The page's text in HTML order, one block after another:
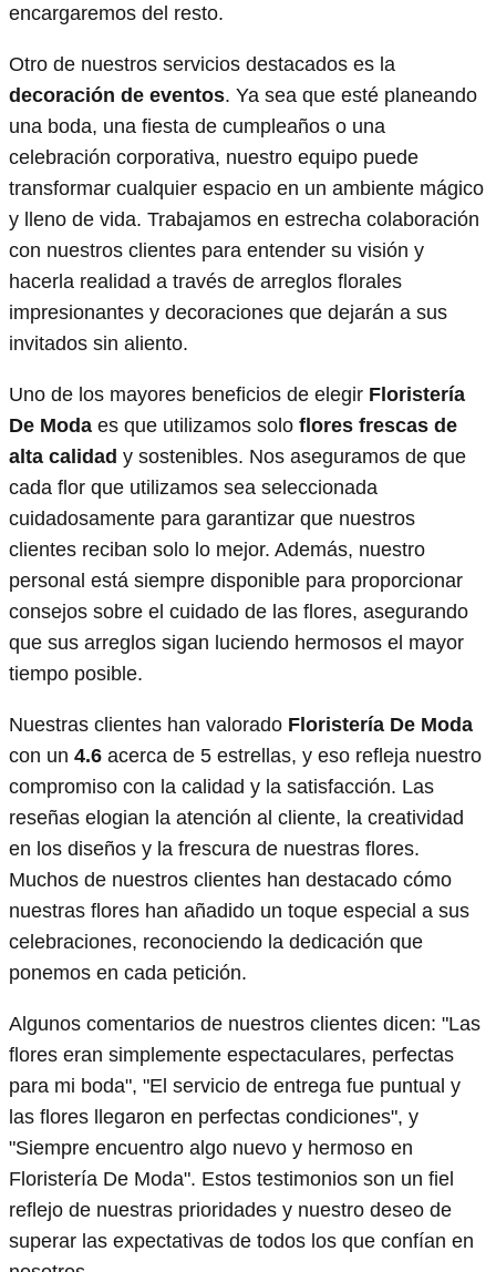
encargaremos del resto.
Otro de nuestros servicios destacados es la
decoración de eventos. Ya sea que esté planeando
una boda, una fiesta de cumpleaños o una
celebración corporativa, nuestro equipo puede
transformar cualquier espacio en un ambiente mágico
y lleno de vida. Trabajamos en estrecha colaboración
con nuestros clientes para entender su visión y
hacerla realidad a través de arreglos florales
impresionantes y decoraciones que dejarán a sus
invitados sin aliento.
Uno de los mayores beneficios de elegir Floristería
De Moda es que utilizamos solo flores frescas de
alta calidad y sostenibles. Nos aseguramos de que
cada flor que utilizamos sea seleccionada
cuidadosamente para garantizar que nuestros
clientes reciban solo lo mejor. Además, nuestro
personal está siempre disponible para proporcionar
consejos sobre el cuidado de las flores, asegurando
que sus arreglos sigan luciendo hermosos el mayor
tiempo posible.
Nuestras clientes han valorado Floristería De Moda
con un 4.6 acerca de 5 estrellas, y eso refleja nuestro
compromiso con la calidad y la satisfacción. Las
reseñas elogian la atención al cliente, la creatividad
en los diseños y la frescura de nuestras flores.
Muchos de nuestros clientes han destacado cómo
nuestras flores han añadido un toque especial a sus
celebraciones, reconociendo la dedicación que
ponemos en cada petición.
Algunos comentarios de nuestros clientes dicen: "Las
flores eran simplemente espectaculares, perfectas
para mi boda", "El servicio de entrega fue puntual y
las flores llegaron en perfectas condiciones", y
"Siempre encuentro algo nuevo y hermoso en
Floristería De Moda". Estos testimonios son un fiel
reflejo de nuestras prioridades y nuestro deseo de
superar las expectativas de todos los que confían en